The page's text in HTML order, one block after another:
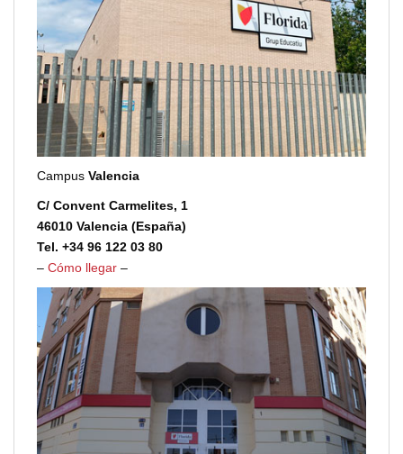
Campus Valencia
C/ Convent Carmelites, 1
46010 Valencia (España)
Tel. +34 96 122 03 80
– Cómo llegar –